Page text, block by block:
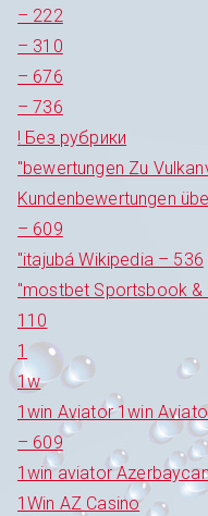
– 222
– 310
– 676
– 736
! Без рубрики
"bewertungen Zu
Kundenbewertungen
– 609
"itajubá Wikipedia – 536
"‎mostbet Sportsbook &
110
1
1w
1win Aviator 1win
– 609
1win aviator
1Win AZ Casino